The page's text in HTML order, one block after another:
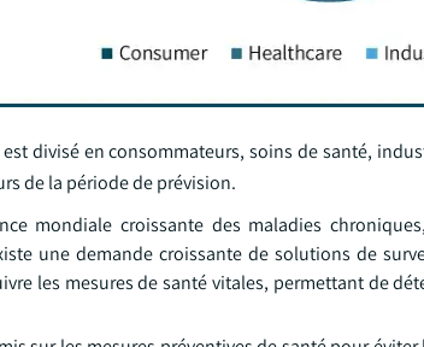
divisé en consommateurs, soins de santé,
de la période de prévision.
mondiale croissante des maladies
une demande croissante de solutions de
les mesures de santé vitales, permettant de